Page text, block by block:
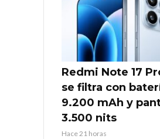
Redmi Note 17
se filtra con
9.200 mAh y
3.500 nits
Hace 21 horas